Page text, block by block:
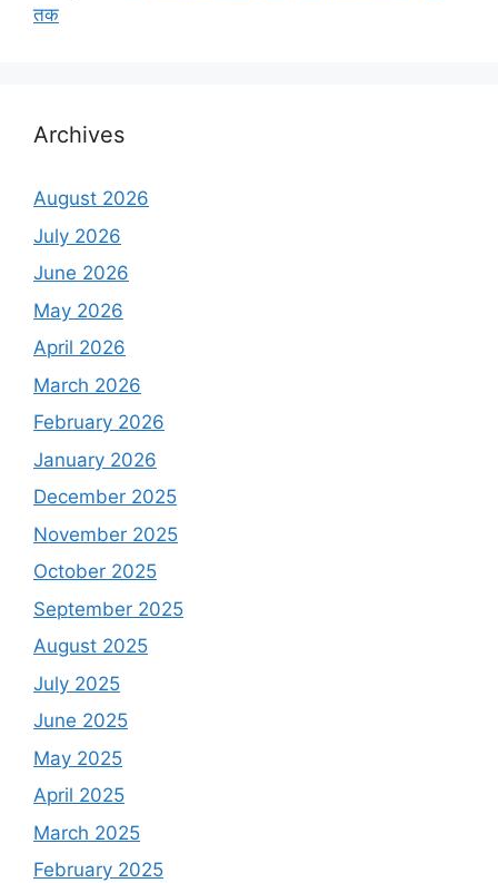
तक
Archives
August 2026
July 2026
June 2026
May 2026
April 2026
March 2026
February 2026
January 2026
December 2025
November 2025
October 2025
September 2025
August 2025
July 2025
June 2025
May 2025
April 2025
March 2025
February 2025